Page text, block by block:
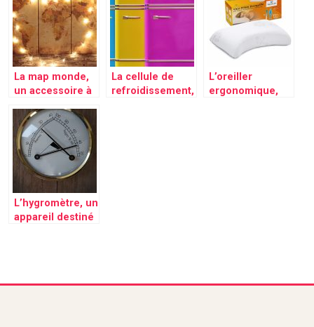
traditionnel
La map monde,
un accessoire à
décorative et
mettant avant la
rapartition du
globe terrestre
La cellule de
refroidissement,
L’oreiller
ergonomique,
L’hygromètre, un
appareil destiné